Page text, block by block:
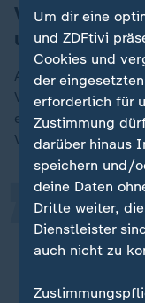
Vorschriften
und Monitor
An Beliebtheit
Videofunktion, auf
eigenen
Kameras
den
teilweise
„
Julia Gerhards,
Um dir eine
und ZDFtivi
Cookies und
der
erforderlich für
Zustimmung
darüber hinaus
speichern und/
deine Daten
Dritte weiter,
Dienstleister
auch nicht zu